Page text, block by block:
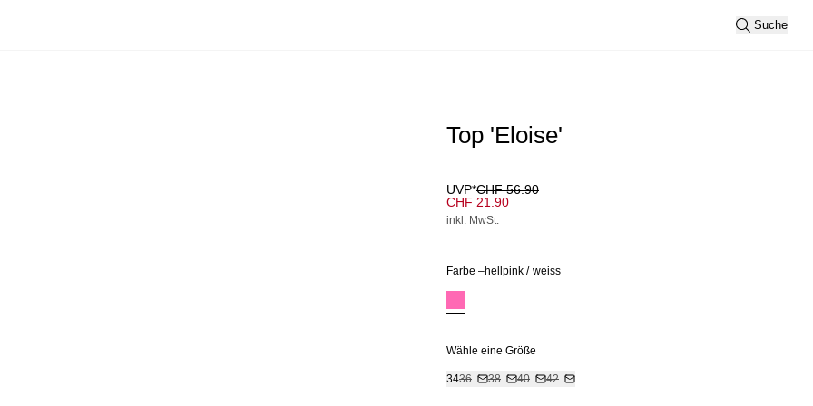
Suche
Top 'Eloise'
UVP*CHF 56.90
CHF 21.90
inkl. MwSt.
Farbe –hellpink / weiss
Wähle eine Größe
3436 38 40 42